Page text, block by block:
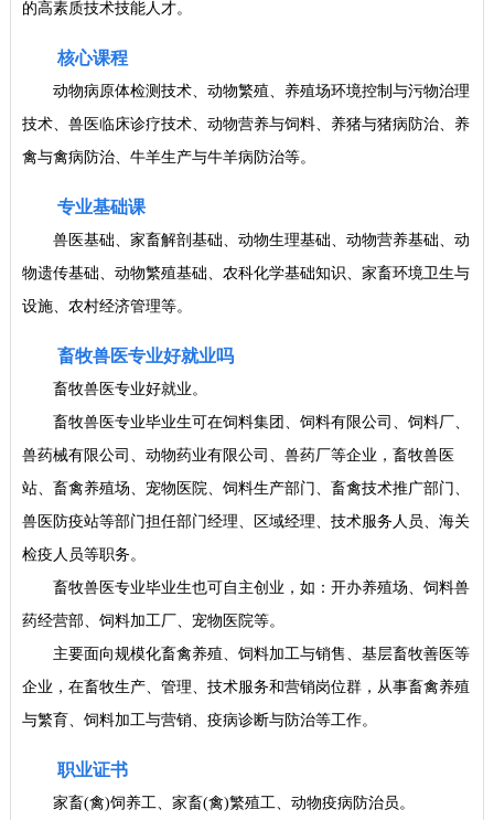
的高素质技术技能人才。
核心课程
动物病原体检测技术、动物繁殖、养殖场环境控制与污物治理
技术、兽医临床诊疗技术、动物营养与饲料、养猪与猪病防治、养
禽与禽病防治、牛羊生产与牛羊病防治等。
专业基础课
兽医基础、家畜解剖基础、动物生理基础、动物营养基础、动
物遗传基础、动物繁殖基础、农科化学基础知识、家畜环境卫生与
设施、农村经济管理等。
畜牧兽医专业好就业吗
畜牧兽医专业好就业。
畜牧兽医专业毕业生可在饲料集团、饲料有限公司、饲料厂、
兽药械有限公司、动物药业有限公司、兽药厂等企业，畜牧兽医
站、畜禽养殖场、宠物医院、饲料生产部门、畜禽技术推广部门、
兽医防疫站等部门担任部门经理、区域经理、技术服务人员、海关
检疫人员等职务。
畜牧兽医专业毕业生也可自主创业，如：开办养殖场、饲料兽
药经营部、饲料加工厂、宠物医院等。
主要面向规模化畜禽养殖、饲料加工与销售、基层畜牧善医等
企业，在畜牧生产、管理、技术服务和营销岗位群，从事畜禽养殖
与繁育、饲料加工与营销、疫病诊断与防治等工作。
职业证书
家畜(禽)饲养工、家畜(禽)繁殖工、动物疫病防治员。